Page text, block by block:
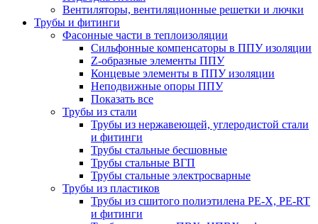
Вентиляторы, вентиляционные решетки и лючки
Трубы и фитинги
Фасонные части в теплоизоляции
Cильфонные компенсаторы в ППУ изоляции
Z-образные элементы ППУ
Концевые элементы в ППУ изоляции
Неподвижные опоры ППУ
Показать все
Трубы из стали
Трубы из нержавеющей, углеродистой стали
и фитинги
Трубы стальные бесшовные
Трубы стальные ВГП
Трубы стальные электросварные
Трубы из пластиков
Трубы из сшитого полиэтилена PE-X, PE-RT
и фитинги